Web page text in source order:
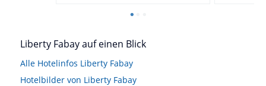
Liberty Fabay auf einen Blick
Alle Hotelinfos Liberty Fabay
Hotelbilder von Liberty Fabay